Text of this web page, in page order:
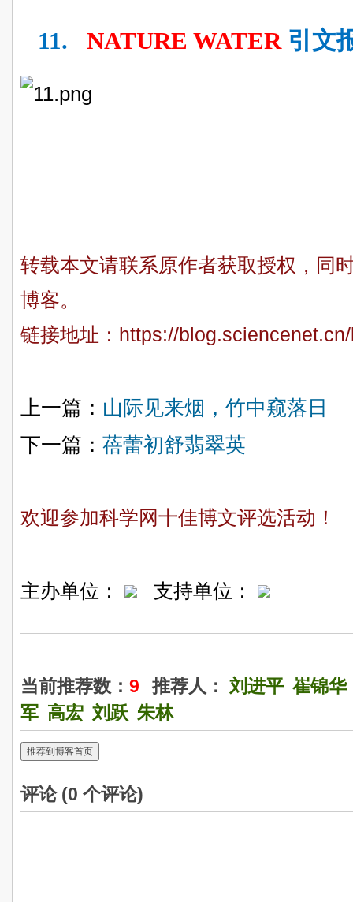
11. NATURE WATER 引文
转载本文请联系原作者获取授权，同
博客。
链接地址： https://
上一篇： 山际见来烟，竹中窥落日
下一篇： 蓓蕾初舒翡翠英
欢迎参加科学网十佳博文评选活动！
主办单位： 支持单位：
当前推荐数： 9 推荐人： 刘进平 崔锦华
军 高宏 刘跃 朱林
推荐到博客首页
评论 (0 个评论)